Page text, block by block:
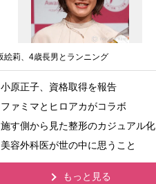
絵莉、4歳長男とランニング
小原正子、資格取得を報告
ファミマとヒロアカがコラボ
施す側から見た整形のカジュアル化
美容外科医が世の中に思うこと
もっと見る